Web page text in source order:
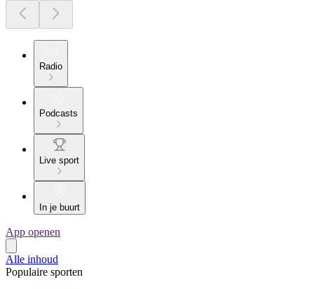
Radio
Podcasts
Live sport
In je buurt
App openen
Alle inhoud
Populaire sporten